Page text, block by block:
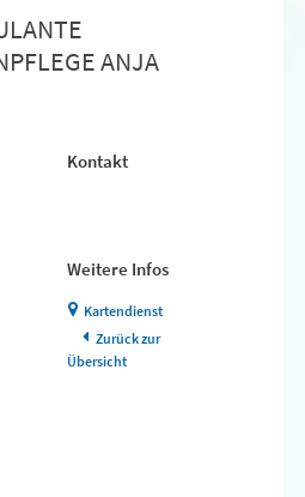
ANJA
Kontakt
Weitere Infos
Kartendienst
Zurück zur
Übersicht